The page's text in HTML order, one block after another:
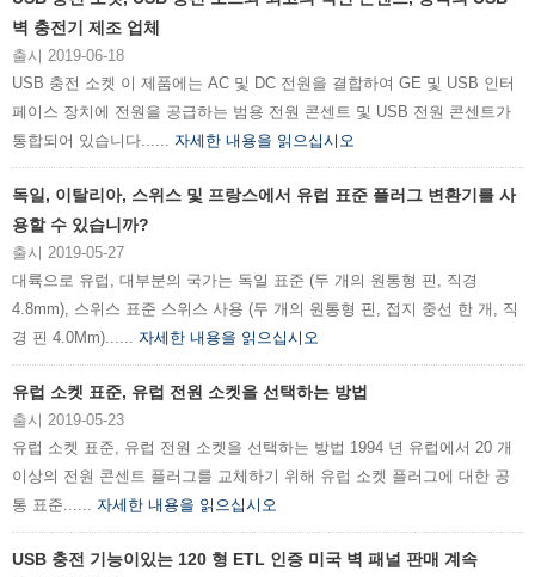
벽 충전기 제조 업체
출시 2019-06-18
USB 충전 소켓 이 제품에는 AC 및 DC 전원을 결합하여 GE 및 USB 인터
페이스 장치에 전원을 공급하는 범용 전원 콘센트 및 USB 전원 콘센트가
통합되어 있습니다...... 자세한 내용을 읽으십시오
독일, 이탈리아, 스위스 및 프랑스에서 유럽 표준 플러그 변환기를 사
용할 수 있습니까?
출시 2019-05-27
대륙으로 유럽, 대부분의 국가는 독일 표준 (두 개의 원통형 핀, 직경
4.8mm), 스위스 표준 스위스 사용 (두 개의 원통형 핀, 접지 중선 한 개, 직
경 핀 4.0Mm)...... 자세한 내용을 읽으십시오
유럽 ​​소켓 표준, 유럽 전원 소켓을 선택하는 방법
출시 2019-05-23
유럽 ​​소켓 표준, 유럽 전원 소켓을 선택하는 방법 1994 년 유럽에서 20 개
이상의 전원 콘센트 플러그를 교체하기 위해 유럽 소켓 플러그에 대한 공
통 표준...... 자세한 내용을 읽으십시오
USB 충전 기능이있는 120 형 ETL 인증 미국 벽 패널 판매 계속